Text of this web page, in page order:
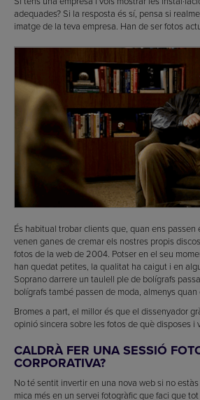
adequades? Si la resposta és sí, pensa si
imatge de la teva empresa. Han de ser fotos
És habitual trobar clients que, quan ens passen
venen ganes de cremar els nostres propis
fotos de la web de 2004. Potser en el seu
han quedat petites, la qualitat ha caigut i en
Soprano darrere un taulell ple de bolígrafs
bolígrafs també passen de moda, almenys
Bromes a part, el millor és que el dissenyador
opinió sincera sobre les fotos de què disposes i
CALDRÀ FER UNA SESSIÓ
CORPORATIVA?
No té sentit invertir en una nova web si no
mica més en un servei fotogràfic que faci que